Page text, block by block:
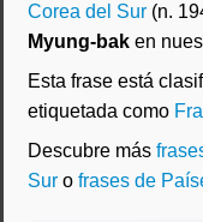
Corea del Sur (n.
Myung-bak en
Esta frase está
etiquetada como
Descubre más
Sur o frases de